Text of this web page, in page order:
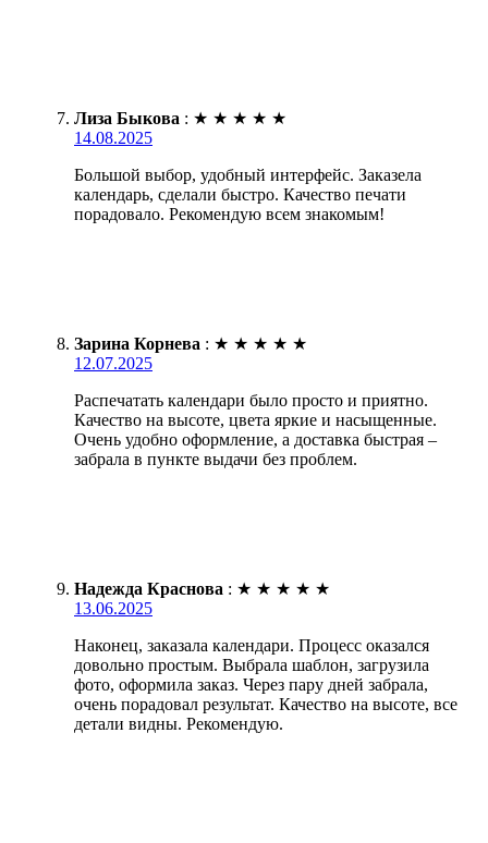
Лиза Быкова : ★ ★ ★ ★ ★
14.08.2025
Большой выбор, удобный интерфейс. Заказела
календарь, сделали быстро. Качество печати
порадовало. Рекомендую всем знакомым!
Зарина Корнева : ★ ★ ★ ★ ★
12.07.2025
Распечатать календари было просто и приятно.
Качество на высоте, цвета яркие и насыщенные.
Очень удобно оформление, а доставка быстрая –
забрала в пункте выдачи без проблем.
Надежда Краснова : ★ ★ ★ ★ ★
13.06.2025
Наконец, заказала календари. Процесс оказался
довольно простым. Выбрала шаблон, загрузила
фото, оформила заказ. Через пару дней забрала,
очень порадовал результат. Качество на высоте, все
детали видны. Рекомендую.